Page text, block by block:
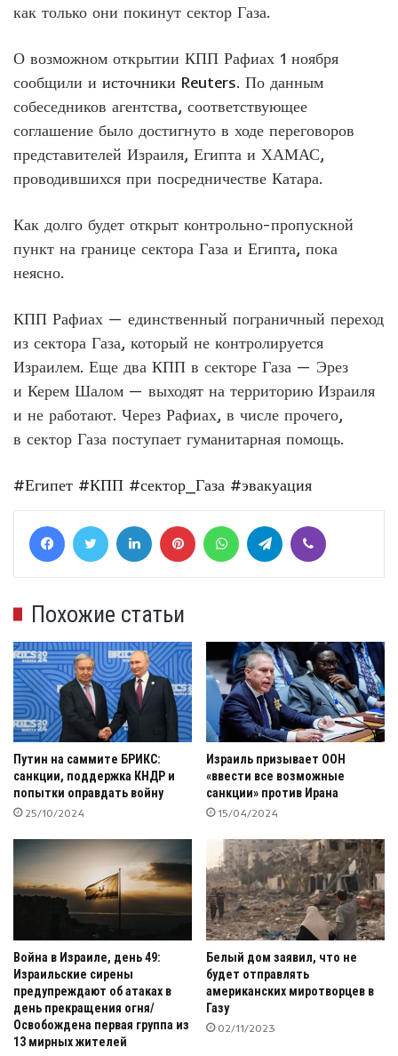
как только они покинут сектор Газа.
О возможном открытии КПП Рафиах 1 ноября
сообщили и источники Reuters. По данным
собеседников агентства, соответствующее
соглашение было достигнуто в ходе переговоров
представителей Израиля, Египта и ХАМАС,
проводившихся при посредничестве Катара.
Как долго будет открыт контрольно-пропускной
пункт на границе сектора Газа и Египта, пока
неясно.
КПП Рафиах — единственный пограничный переход
из сектора Газа, который не контролируется
Израилем. Еще два КПП в секторе Газа — Эрез
и Керем Шалом — выходят на территорию Израиля
и не работают. Через Рафиах, в числе прочего,
в сектор Газа поступает гуманитарная помощь.
#Египет #КПП #сектор_Газа #эвакуация
FacebookTwitter LinkedIn Pinterest WhatsAppTelegram
Похожие статьи
Путин на саммите БРИКС:
санкции, поддержка КНДР и
попытки оправдать войну
25/10/2024
Израиль призывает ООН
«ввести все возможные
санкции» против Ирана
15/04/2024
Война в Израиле, день 49:
Израильские сирены
предупреждают об атаках в
день прекращения огня/
Освобождена первая группа из
13 мирных жителей
Белый дом заявил, что не
будет отправлять
американских миротворцев в
Газу
02/11/2023